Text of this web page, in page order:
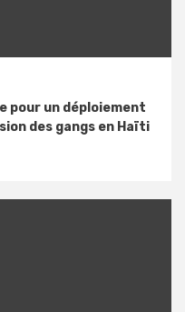
pour un déploiement
des gangs en Haïti